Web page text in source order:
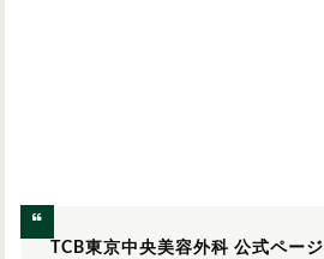
TCB東京中央美容外科 公式ページ